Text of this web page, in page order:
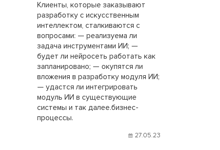
Клиенты, которые заказывают
разработку с искусственным
интеллектом, сталкиваются с
вопросами: — реализуема ли
задача инструментами ИИ; —
будет ли нейросеть работать как
запланировано; — окупятся ли
вложения в разработку модуля ИИ;
— удастся ли интегрировать
модуль ИИ в существующие
системы и так далее.бизнес-
процессы.
27.05.23